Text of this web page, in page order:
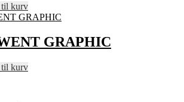
kurv
GRAPHIC
kurv